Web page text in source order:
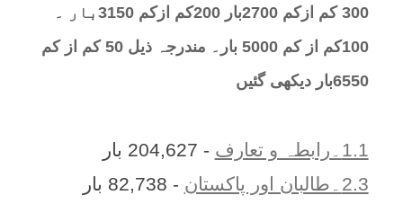
300 کم ازکم 2700بار 200کم ازکم 3150بار ۔
100کم از کم 5000 بار۔ مندرجہ ذیل 50 کم از کم
6550بار دیکھی گئیں
1.1۔رابطہ و تعارف
- 204,627 بار
2.3۔طالبان اور پاکستان
- 82,738 بار